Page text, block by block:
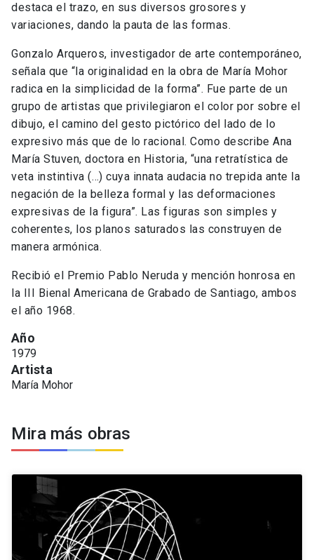
destaca el trazo, en sus diversos grosores y
variaciones, dando la pauta de las formas.
Gonzalo Arqueros, investigador de arte contemporáneo,
señala que “la originalidad en la obra de María Mohor
radica en la simplicidad de la forma”. Fue parte de un
grupo de artistas que privilegiaron el color por sobre el
dibujo, el camino del gesto pictórico del lado de lo
expresivo más que de lo racional. Como describe Ana
María Stuven, doctora en Historia, “una retratística de
veta instintiva (…) cuya innata audacia no trepida ante la
negación de la belleza formal y las deformaciones
expresivas de la figura”. Las figuras son simples y
coherentes, los planos saturados las construyen de
manera armónica.
Recibió el Premio Pablo Neruda y mención honrosa en
la III Bienal Americana de Grabado de Santiago, ambos
el año 1968.
Año
1979
Artista
María Mohor
Mira más obras